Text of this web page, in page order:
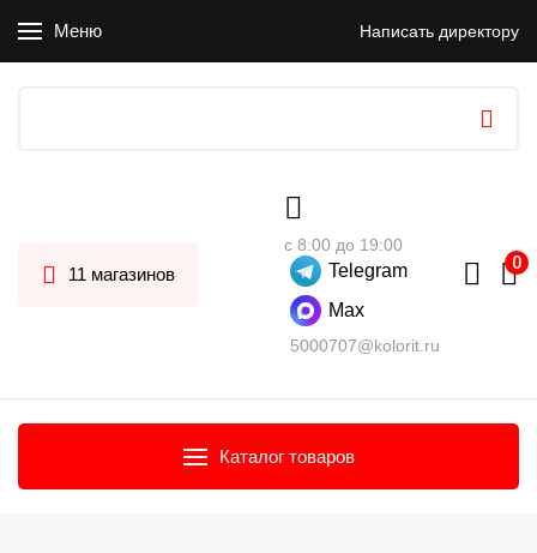
Меню Написать директору
11 магазинов
с 8:00 до 19:00
Telegram
Max
5000707@kolorit.ru
Каталог товаров